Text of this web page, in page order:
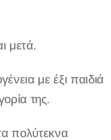
μετά.
με έξι παιδιά
της.
πολύτεκνα